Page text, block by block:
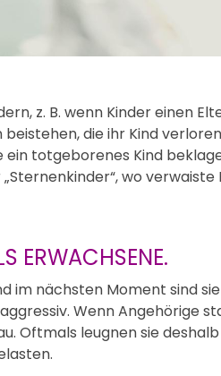
z. B. wenn Kinder einen
die ihr Kind
totgeborenes Kind
wo verwaiste
ERWACHSENE.
im nächsten Moment sind
Wenn Angehörige
Oftmals leugnen sie